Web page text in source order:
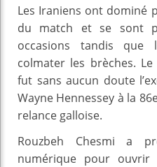
Les Iraniens ont dominé
du match et se sont
occasions tandis que
colmater les brèches.
fut sans aucun doute
Wayne Hennessey à la
relance galloise.
Rouzbeh Chesmi a
numérique pour